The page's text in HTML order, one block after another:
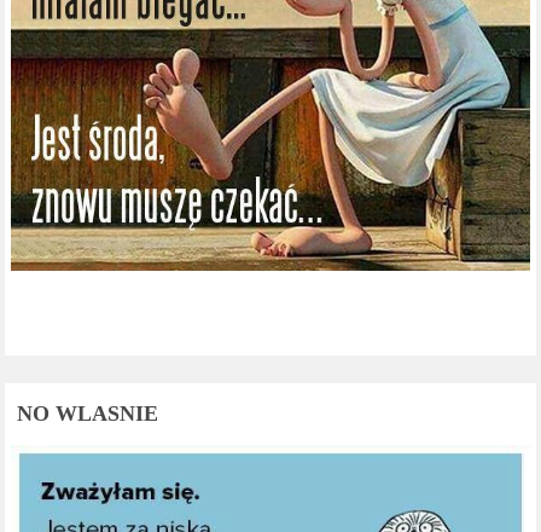
NO WLASNIE